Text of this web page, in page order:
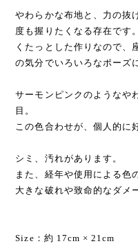
やわらかな布地と、力の抜
度も握りたくなる存在です。
くたっとした作りなので、
の気分でいろいろなポーズ
サーモンピンクのようなや
目。
この色合わせが、個人的に
シミ、汚れがあります。
また、経年や使用による色
大きな破れや致命的なダメ
Size：約 17cm × 21cm